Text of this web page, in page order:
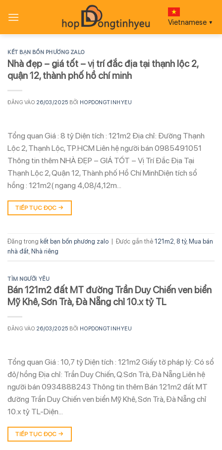
qua
Vietnamese ▼
KẾT BẠN BỐN PHƯƠNG ZALO
Nhà đẹp – giá tốt – vị trí đắc địa tại thạnh lộc 2,
quận 12, thành phố hồ chí minh
ĐĂNG VÀO 26/03/2025 BỞI HOPDONGTINHYEU
Tổng quan Giá : 8 tỷ Diện tích : 121m2 Địa chỉ: Đường Thạnh
Lộc 2, Thạnh Lộc, TP.HCM Liên hệ người bán 0985491051
Thông tin thêm NHÀ ĐẸP – GIÁ TỐT – Vị Trí Đắc Địa Tại
Thạnh Lộc 2, Quận 12, Thành phố Hồ Chí MinhDiện tích sổ
hồng : 121m2( ngang 4,08/4,12m…
TIẾP TỤC ĐỌC →
Đăng trong kết bạn bốn phương zalo Được gắn thẻ 121m2 8 tỷ, Mua bán
nhà đất Nhà riêng
TÌM NGƯỜI YÊU
Bán 121m2 đất MT đường Trần Duy Chiến ven biển
Mỹ Khê, Sơn Trà, Đà Nẵng chỉ 10.x tỷ TL
ĐĂNG VÀO 26/03/2025 BỞI HOPDONGTINHYEU
Tổng quan Giá : 10,7 tỷ Diện tích : 121m2 Giấy tờ pháp lý: Có sổ
đỏ/ hồng Địa chỉ: Trần Duy Chiến, Q.Sơn Trà, Đà Nẵng Liên hệ
người bán 0934888243 Thông tin thêm Bán 121m2 đất MT
đường Trần Duy Chiến ven biển Mỹ Khê, Sơn Trà, Đà Nẵng chỉ
10.x tỷ TL-Diện…
TIẾP TỤC ĐỌC →